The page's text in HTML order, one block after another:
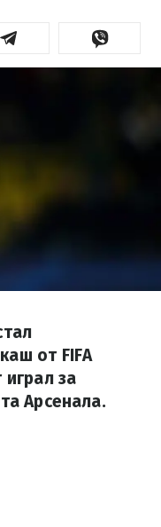
от FIFA
за
Арсенала.